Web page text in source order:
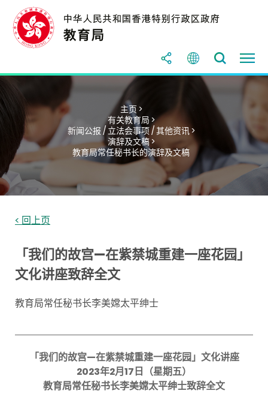
主页 >
有关教育局 >
新闻公报 / 立法会事项 / 其他资讯 >
演辞及文稿 >
教育局常任秘书长的演辞及文稿
< 回上页
「我们的故宫—在紫禁城重建一座花园」
文化讲座致辞全文
教育局常任秘书长李美嫦太平绅士
「我们的故宫—在紫禁城重建一座花园」文化讲座
2023年2月17日（星期五）
教育局常任秘书长李美嫦太平绅士致辞全文